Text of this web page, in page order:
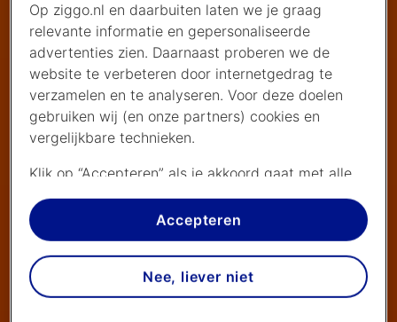
Op ziggo.nl en daarbuiten laten we je graag
relevante informatie en gepersonaliseerde
advertenties zien. Daarnaast proberen we de
website te verbeteren door internetgedrag te
verzamelen en te analyseren. Voor deze doelen
gebruiken wij (en onze partners) cookies en
vergelijkbare technieken.
Klik op “Accepteren” als je akkoord gaat met alle
cookies. Kies je voor “Nee, liever niet”, dan
plaatsen we alleen strikt noodzakelijke cookies om
de website goed te laten werken. Dat betekent
dat we geen vormen van personalisatie
toepassen.
Accepteren
Nee, liever niet